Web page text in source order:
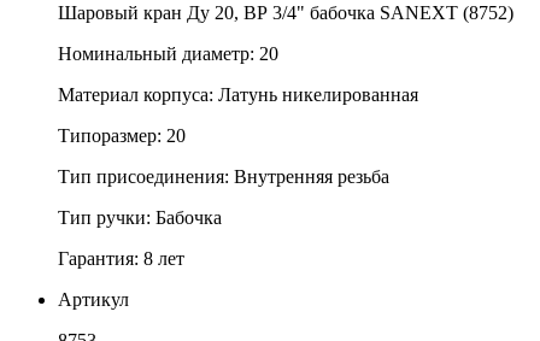
Шаровый кран Ду 20, ВР 3/4" бабочка SANEXT (8752)
Номинальный диаметр: 20
Материал корпуса: Латунь никелированная
Типоразмер: 20
Тип присоединения: Внутренняя резьба
Тип ручки: Бабочка
Гарантия: 8 лет
Артикул